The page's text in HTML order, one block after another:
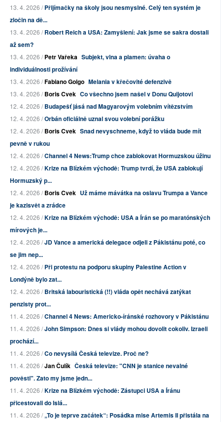
13. 4. 2026 /Přijímačky na školy jsou nesmyslné. Celý ten systém je
zločin na dě...
13. 4. 2026 /Robert Reich a USA: Zamyšlení: Jak jsme se sakra dostali
až sem?
13. 4. 2026 /Petr Vařeka Subjekt, vlna a plamen: úvaha o
individuálnosti prožívání
13. 4. 2026 /Fabiano Golgo Melania v křečovité defenzivě
13. 4. 2026 /Boris Cvek Co všechno jsem našel v Donu Quijotovi
12. 4. 2026 /Budapešť jásá nad Magyarovým volebním vítězstvím
12. 4. 2026 /Orbán oficiálně uznal svou volební porážku
12. 4. 2026 /Boris Cvek Snad nevyschneme, když to vláda bude mít
pevně v rukou
12. 4. 2026 /Channel 4 News:Trump chce zablokovat Hormuzskou úžinu
12. 4. 2026 /Krize na Blízkém východě: Trump tvrdí, že USA zablokují
Hormuzský p...
12. 4. 2026 /Boris Cvek Už máme mávátka na oslavu Trumpa a Vance
je kazisvět a zrádce
12. 4. 2026 /Krize na Blízkém východě: USA a Írán se po maratónských
mírových je...
12. 4. 2026 /JD Vance a americká delegace odjeli z Pákistánu poté, co
se jim nep...
12. 4. 2026 /Při protestu na podporu skupiny Palestine Action v
Londýně bylo zat...
12. 4. 2026 /Britská labouristická (!!) vláda opět nechává zatýkat
penzisty prot...
11. 4. 2026 /Channel 4 News: Americko-íránské rozhovory v Pákistánu
11. 4. 2026 /John Simpson: Dnes si vlády mohou dovolit cokoliv. Izraeli
prochází...
11. 4. 2026 /Co nevysílá Česká televize. Proč ne?
11. 4. 2026 /Jan Čulík Česká televize: "CNN je stanice nevalné
pověsti". Zato my jsme jedn...
11. 4. 2026 /Krize na Blízkém východě: Zástupci USA a Íránu
přicestovali do Islá...
11. 4. 2026 /„To je teprve začátek“: Posádka mise Artemis II přistála na